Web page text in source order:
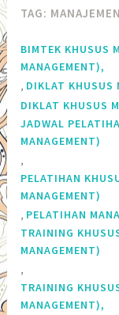
TAG:
BIMTEK KHUSUS
MANAGEMENT),
DIKLAT KHUSUS
DIKLAT KHUSUS
JADWAL
MANAGEMENT)
PELATIHAN
MANAGEMENT)
PELATIHAN
TRAINING
MANAGEMENT)
TRAINING
MANAGEMENT),